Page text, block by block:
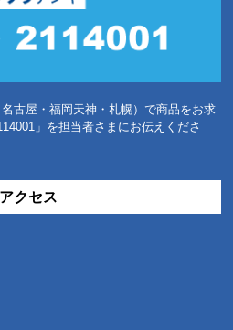
古屋・福岡天神・札幌）で商品をお求
」を担当者さまにお伝えくださ
アクセス